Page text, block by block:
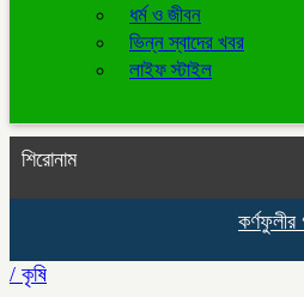
ধর্ম ও জীবন
ভিন্ন স্বাদের খবর
লাইফ স্টাইল
শিরোনাম
কর্ণফুলীর
/ কৃষি